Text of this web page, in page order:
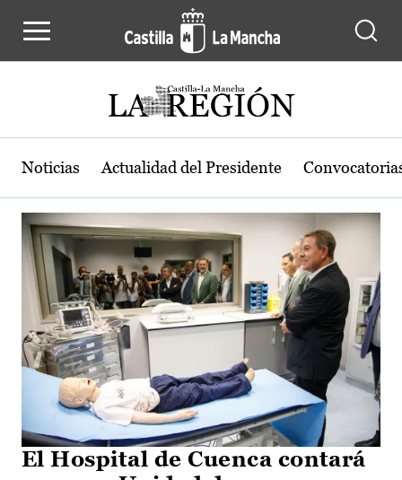
Actualidad de la región de Castilla-
Noticias Actualidad del Presidente
El Hospital de Cuenca contará